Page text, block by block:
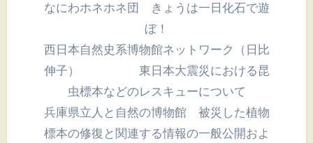
なにわホネホネ団 きょうは一日化石で遊
ぼ！
西日本自然史系博物館ネットワーク（日比
伸子） 東日本大震災における昆
虫標本などのレスキューについて
兵庫県立人と自然の博物館 被災した植物
標本の修復と関連する情報の一般公開およ